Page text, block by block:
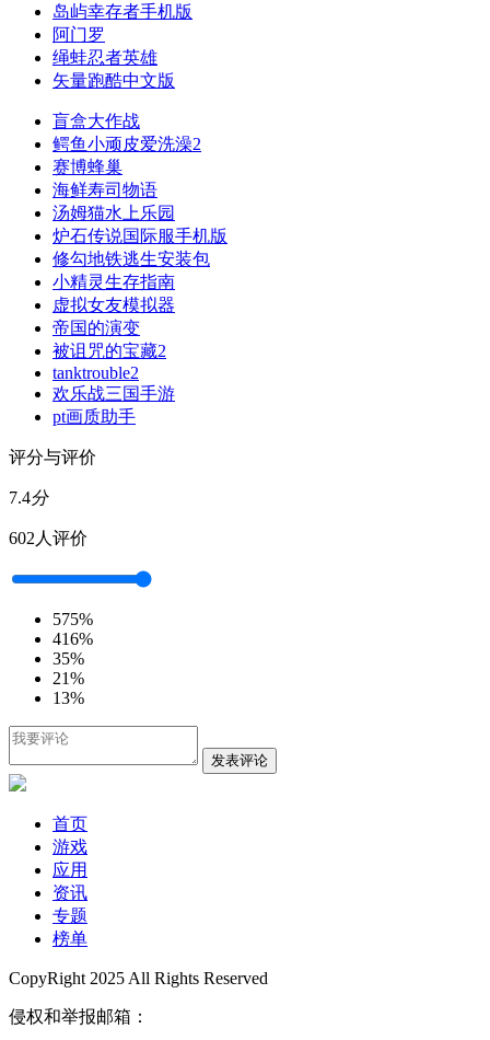
岛屿幸存者手机版
阿门罗
绳蛙忍者英雄
矢量跑酷中文版
盲盒大作战
鳄鱼小顽皮爱洗澡2
赛博蜂巢
海鲜寿司物语
汤姆猫水上乐园
炉石传说国际服手机版
修勾地铁逃生安装包
小精灵生存指南
虚拟女友模拟器
帝国的演变
被诅咒的宝藏2
tanktrouble2
欢乐战三国手游
pt画质助手
评分与评价
7.4分
602人评价
575%
416%
35%
21%
13%
发表评论
首页
游戏
应用
资讯
专题
榜单
CopyRight 2025 All Rights Reserved
侵权和举报邮箱：